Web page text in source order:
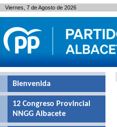
Bienvenida
12 Congreso Provincial
NNGG Albacete
Viernes, 7 de Agosto de 2026